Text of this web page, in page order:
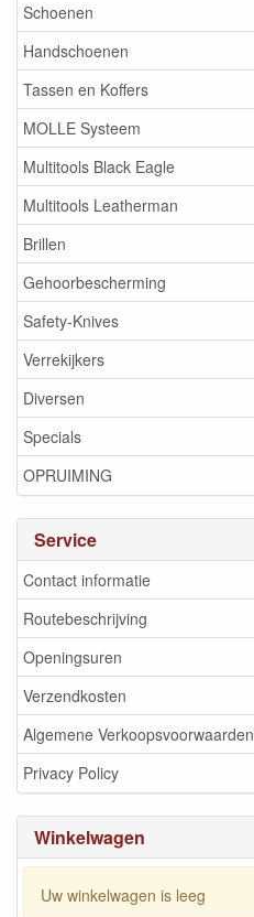
Schoenen
Handschoenen
Tassen en Koffers
MOLLE Systeem
Multitools Black Eagle
Multitools Leatherman
Brillen
Gehoorbescherming
Safety-Knives
Verrekijkers
Diversen
Specials
OPRUIMING
Service
Contact informatie
Routebeschrijving
Openingsuren
Verzendkosten
Algemene Verkoopsvoorwaarden
Privacy Policy
Winkelwagen
Uw winkelwagen is leeg